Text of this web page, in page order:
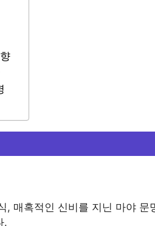
, 매혹적인 신비를 지닌 마야
.